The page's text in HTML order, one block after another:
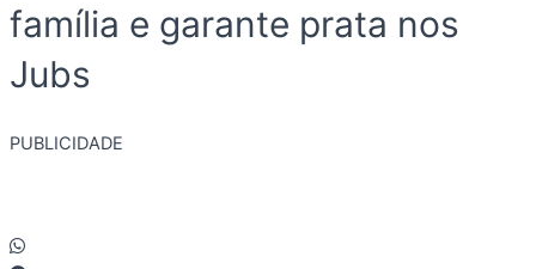
família e garante prata nos
Jubs
PUBLICIDADE